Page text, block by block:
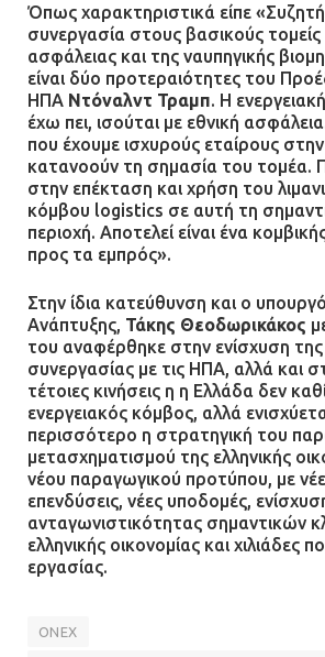
Όπως χαρακτηριστικά είπε
συνεργασία στους βασικούς τομείς
ασφάλειας και της ναυπηγικής
είναι δύο προτεραιότητες του
ΗΠΑ Ντόναλντ Τραμπ. Η
έχω πει, ισούται με εθνική
που έχουμε ισχυρούς εταίρους
κατανοούν τη σημασία του τομέα.
στην επέκταση και χρήση του
κόμβου logistics σε αυτή τη
περιοχή. Αποτελεί είναι ένα
προς τα εμπρός».
Στην ίδια κατεύθυνση και ο
Ανάπτυξης, Τάκης Θεοδωρικάκος
του αναφέρθηκε στην ενίσχυση
συνεργασίας με τις ΗΠΑ, αλλά και
τέτοιες κινήσεις η η Ελλάδα δεν
ενεργειακός κόμβος, αλλά
περισσότερο η στρατηγική του
μετασχηματισμού της ελληνικής
νέου παραγωγικού προτύπου, με
επενδύσεις, νέες υποδομές,
ανταγωνιστικότητας σημαντικών
ελληνικής οικονομίας και χιλιάδες
εργασίας.
ONEX